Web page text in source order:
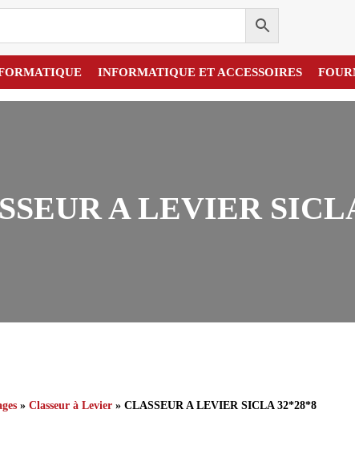
INFORMATIQUE ET ACCESSOIRES
A LEVIER
» Classeur à Levier » CLASSEUR A LEVIER SICLA 32*28*8